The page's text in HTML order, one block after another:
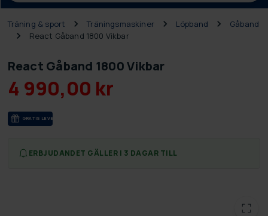
Träning & sport Träningsmaskiner Löpband
Gåband
React Gåband 1800 Vikbar
React Gåband 1800 Vikbar
4 990,00 kr
GRA­TIS LE­VE­RANS
ERBJUDANDET GÄLLER I 3 DAGAR TILL